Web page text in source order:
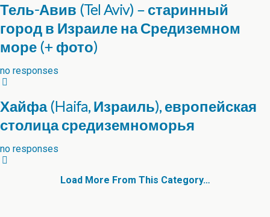
Тель-Авив (Tel Aviv) – старинный
город в Израиле на Средиземном
море (+ фото)
no responses
Хайфа (Haifa, Израиль), европейская
столица средиземноморья
no responses
Load More From This Category…